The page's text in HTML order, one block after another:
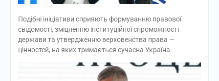
Подібні ініціативи сприяють формуванню правової
свідомості, зміцненню інституційної спроможності
держави та утвердженню верховенства права —
цінностей, на яких тримається сучасна Україна.